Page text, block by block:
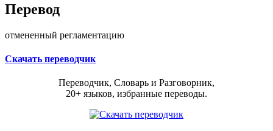
Перевод
отмененный регламентацию
Скачать переводчик
Переводчик, Словарь и Разговорник,
20+ языков, избранные переводы.